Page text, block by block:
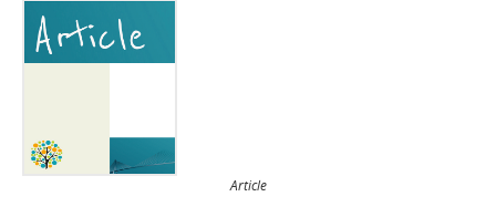
Article